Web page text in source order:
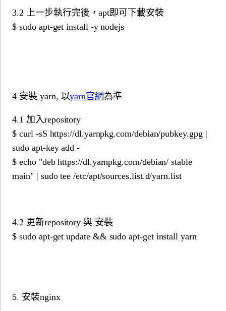
3.2 上一步執行完後，apt即可下載安裝
$ sudo apt-get install -y nodejs
4 安裝 yarn, 以yarn官網為準
4.1 加入repository
$ curl -sS https://dl.yarnpkg.com/debian/pubkey.gpg |
sudo apt-key add -
$ echo "deb https://dl.yarnpkg.com/debian/ stable
main" | sudo tee /etc/apt/sources.list.d/yarn.list
4.2 更新repository 與 安裝
$ sudo apt-get update && sudo apt-get install yarn
5. 安裝nginx